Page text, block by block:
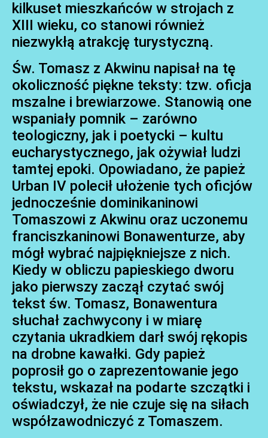
kilkuset mieszkańców w strojach z
XIII wieku, co stanowi również
niezwykłą atrakcję turystyczną.
Św. Tomasz z Akwinu napisał na tę
okoliczność piękne teksty: tzw. oficja
mszalne i brewiarzowe. Stanowią one
wspaniały pomnik – zarówno
teologiczny, jak i poetycki – kultu
eucharystycznego, jak ożywiał ludzi
tamtej epoki. Opowiadano, że papież
Urban IV polecił ułożenie tych oficjów
jednocześnie dominikaninowi
Tomaszowi z Akwinu oraz uczonemu
franciszkaninowi Bonawenturze, aby
mógł wybrać najpiękniejsze z nich.
Kiedy w obliczu papieskiego dworu
jako pierwszy zaczął czytać swój
tekst św. Tomasz, Bonawentura
słuchał zachwycony i w miarę
czytania ukradkiem darł swój rękopis
na drobne kawałki. Gdy papież
poprosił go o zaprezentowanie jego
tekstu, wskazał na podarte szczątki i
oświadczył, że nie czuje się na siłach
współzawodniczyć z Tomaszem.